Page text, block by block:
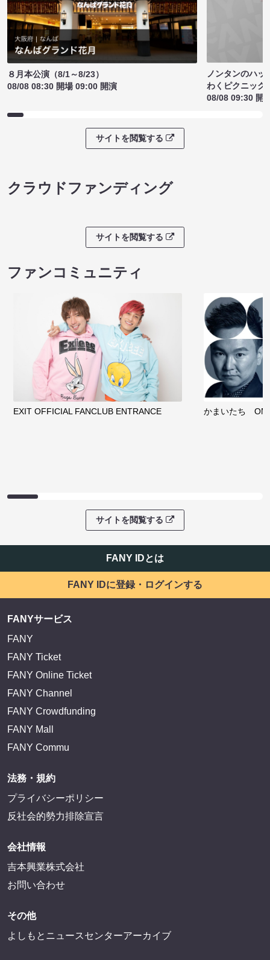
８月本公演（8/1～8/23）
08/08 08:30 開場 09:00 開演
ノンタンのハッ
わくピクニック
08/08 09:30 開
サイトを閲覧する
クラウドファンディング
サイトを閲覧する
ファンコミュニティ
EXIT OFFICIAL FANCLUB ENTRANCE かまいたち
サイトを閲覧する
FANY IDとは
FANY IDに登録・ログインする
FANYサービス
FANY
FANY Ticket
FANY Online Ticket
FANY Channel
FANY Crowdfunding
FANY Mall
FANY Commu
法務・規約
プライバシーポリシー
反社会的勢力排除宣言
会社情報
吉本興業株式会社
お問い合わせ
その他
よしもとニュースセンターアーカイブ